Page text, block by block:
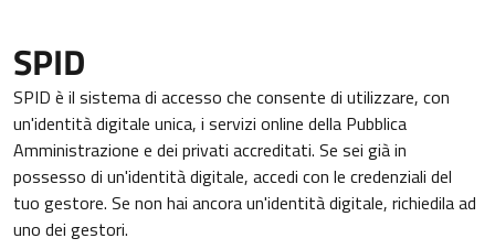
SPID
SPID è il sistema di accesso che consente di utilizzare, con
un'identità digitale unica, i servizi online della Pubblica
Amministrazione e dei privati accreditati. Se sei già in
possesso di un'identità digitale, accedi con le credenziali del
tuo gestore. Se non hai ancora un'identità digitale, richiedila ad
uno dei gestori.